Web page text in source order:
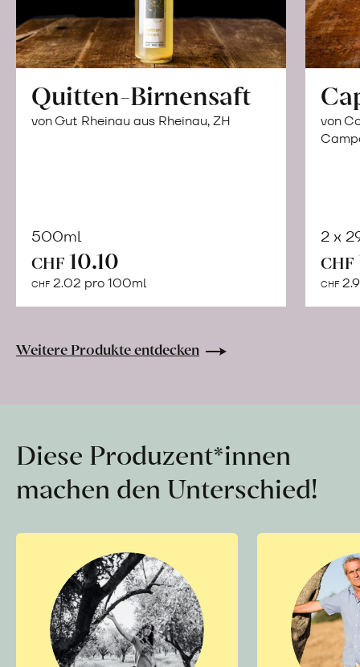
Quitten-Birnensaft
von Gut Rheinau aus Rheinau, ZH
500ml
CHF 10.10
CHF 2.02 pro 100ml
Warenkorb
von
2 x
CHF
CHF
Weitere Produkte entdecken
Diese Produzent*innen
machen den Unterschied!